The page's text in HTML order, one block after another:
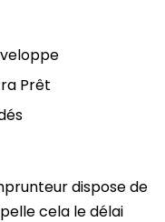
Prêt
dispose de
cela le délai